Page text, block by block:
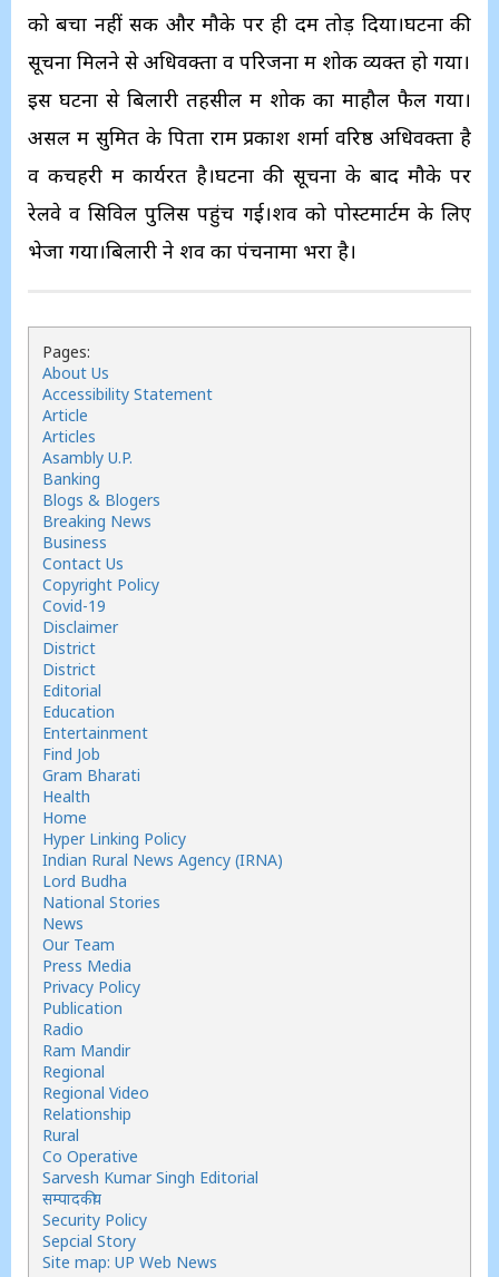
को बचा नहीं सकें और मौके पर ही दम तोड़ दिया।घटना की
सूचना मिलने से अधिवक्ता व परिजनों में शोक व्यक्त हो गया।
इस घटना से बिलारी तहसील में शोक का माहौल फैल गया।
असल में सुमित के पिता राम प्रकाश शर्मा वरिष्ठ अधिवक्ता है
व कचहरी में कार्यरत है।घटना की सूचना के बाद मौके पर
रेलवे व सिविल पुलिस पहुंच गई।शव को पोस्टमार्टम के लिए
भेजा गया।बिलारी ने शव का पंचनामा भरा है।
Pages:
About Us
Accessibility Statement
Article
Articles
Asambly U.P.
Banking
Blogs & Blogers
Breaking News
Business
Contact Us
Copyright Policy
Covid-19
Disclaimer
District
District
Editorial
Education
Entertainment
Find Job
Gram Bharati
Health
Home
Hyper Linking Policy
Indian Rural News Agency (IRNA)
Lord Budha
National Stories
News
Our Team
Press Media
Privacy Policy
Publication
Radio
Ram Mandir
Regional
Regional Video
Relationship
Rural
Co Operative
Sarvesh Kumar Singh Editorial
सम्पादकीय
Security Policy
Sepcial Story
Site map: UP Web News